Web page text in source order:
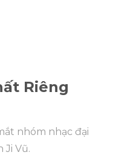
Riêng
nhóm nhạc đại
Ji Vũ.